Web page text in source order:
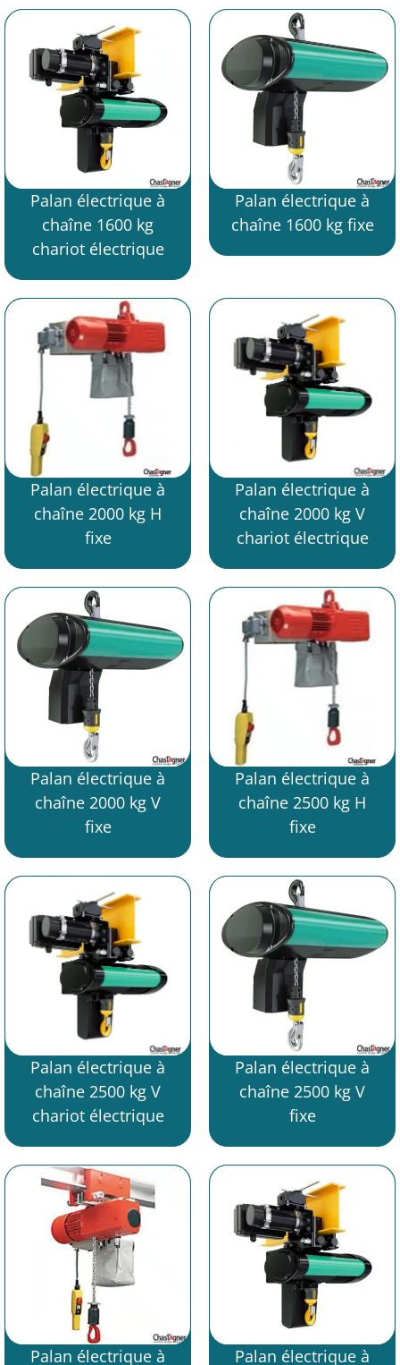
Palan électrique à
chaîne 1600 kg
chariot électrique
Palan électrique à
chaîne 1600 kg fixe
Palan électrique à
chaîne 2000 kg H
fixe
Palan électrique à
chaîne 2000 kg V
chariot électrique
Palan électrique à
chaîne 2000 kg V
fixe
Palan électrique à
chaîne 2500 kg H
fixe
Palan électrique à
chaîne 2500 kg V
chariot électrique
Palan électrique à
chaîne 2500 kg V
fixe
Palan électrique à Palan électrique à